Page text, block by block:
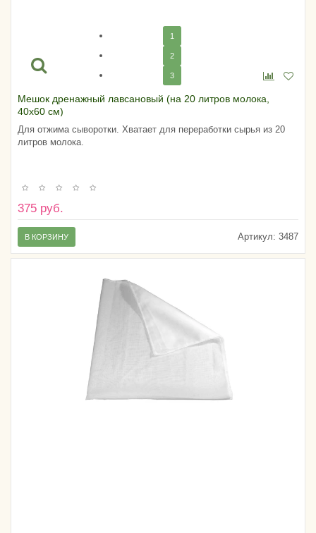
1
2
3
Мешок дренажный лавсановый (на 20 литров молока,
40х60 см)
Для отжима сыворотки. Хватает для переработки сырья из 20
литров молока.
375 руб.
Артикул: 3487
В КОРЗИНУ